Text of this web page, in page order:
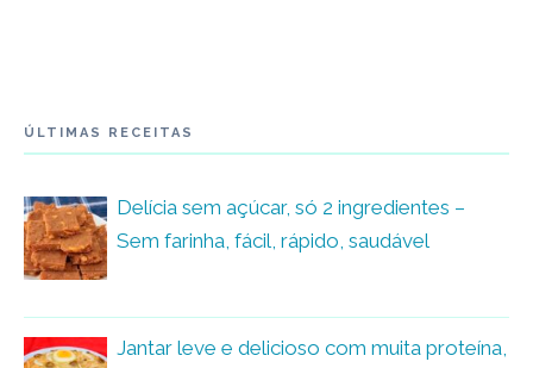
ÚLTIMAS RECEITAS
Delícia sem açúcar, só 2 ingredientes –
Sem farinha, fácil, rápido, saudável
Jantar leve e delicioso com muita proteína,